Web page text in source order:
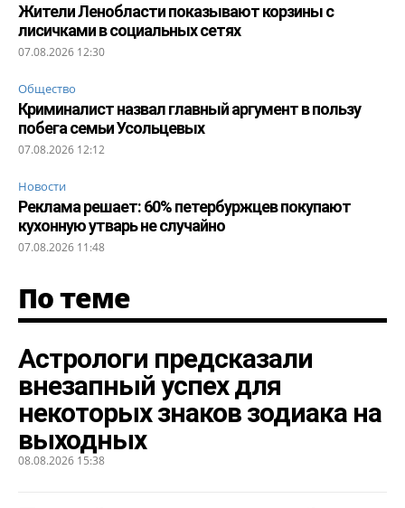
Жители Ленобласти показывают корзины с
лисичками в социальных сетях
07.08.2026 12:30
Общество
Криминалист назвал главный аргумент в пользу
побега семьи Усольцевых
07.08.2026 12:12
Новости
Реклама решает: 60% петербуржцев покупают
кухонную утварь не случайно
07.08.2026 11:48
По теме
Астрологи предсказали
внезапный успех для
некоторых знаков зодиака на
выходных
08.08.2026 15:38